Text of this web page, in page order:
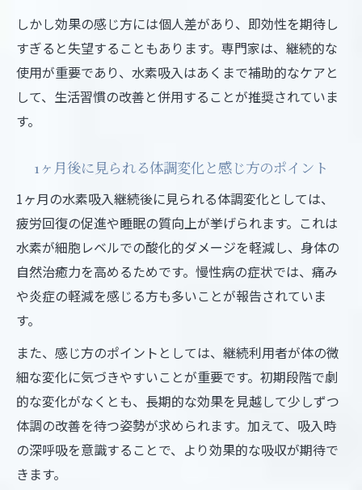
しかし効果の感じ方には個人差があり、即効性を期待し
すぎると失望することもあります。専門家は、継続的な
使用が重要であり、水素吸入はあくまで補助的なケアと
して、生活習慣の改善と併用することが推奨されていま
す。
1ヶ月後に見られる体調変化と感じ方のポイント
1ヶ月の水素吸入継続後に見られる体調変化としては、
疲労回復の促進や睡眠の質向上が挙げられます。これは
水素が細胞レベルでの酸化的ダメージを軽減し、身体の
自然治癒力を高めるためです。慢性病の症状では、痛み
や炎症の軽減を感じる方も多いことが報告されていま
す。
また、感じ方のポイントとしては、継続利用者が体の微
細な変化に気づきやすいことが重要です。初期段階で劇
的な変化がなくとも、長期的な効果を見越して少しずつ
体調の改善を待つ姿勢が求められます。加えて、吸入時
の深呼吸を意識することで、より効果的な吸収が期待で
きます。